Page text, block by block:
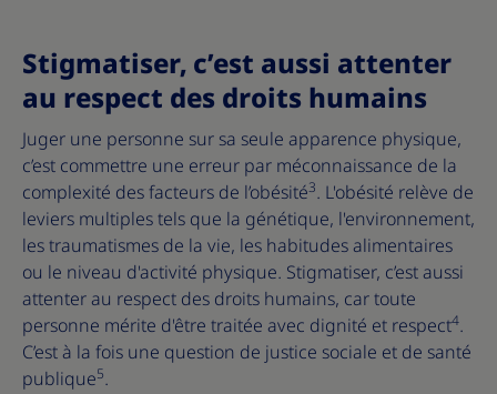
Stigmatiser, c’est aussi attenter
au respect des droits humains
Juger une personne sur sa seule apparence physique,
c’est commettre une erreur par méconnaissance de la
complexité des facteurs de l’obésité3. L'obésité relève de
leviers multiples tels que la génétique, l'environnement,
les traumatismes de la vie, les habitudes alimentaires
ou le niveau d'activité physique. Stigmatiser, c’est aussi
attenter au respect des droits humains, car toute
personne mérite d'être traitée avec dignité et respect4.
C’est à la fois une question de justice sociale et de santé
publique5.